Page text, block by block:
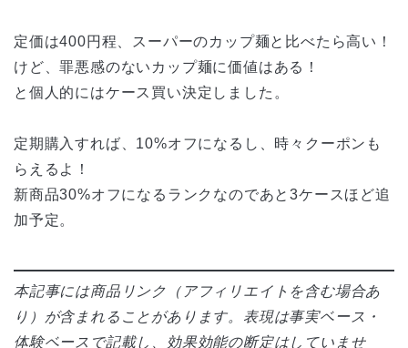
定価は400円程、スーパーのカップ麺と比べたら高い！
けど、罪悪感のないカップ麺に価値はある！
と個人的にはケース買い決定しました。
定期購入すれば、10%オフになるし、時々クーポンも
らえるよ！
新商品30%オフになるランクなのであと3ケースほど追
加予定。
本記事には商品リンク（アフィリエイトを含む場合あ
り）が含まれることがあります。表現は事実ベース・
体験ベースで記載し、効果効能の断定はしていませ